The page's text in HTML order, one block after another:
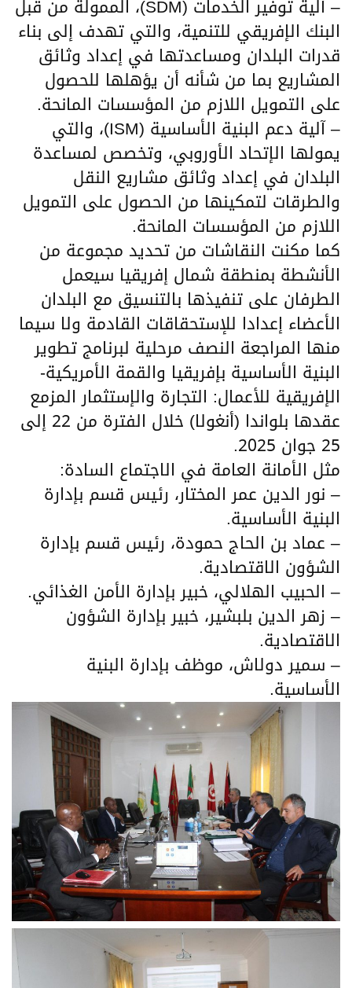
– آلية توفير الخدمات (SDM)، الممولة من قبل
البنك الإفريقي للتنمية، والتي تهدف إلى بناء
قدرات البلدان ومساعدتها في إعداد وثائق
المشاريع بما من شأنه أن يؤهلها للحصول
على التمويل اللازم من المؤسسات المانحة.
– آلية دعم البنية الأساسية (ISM)، والتي
يمولها الإتحاد الأوروبي، وتخصص لمساعدة
البلدان في إعداد وثائق مشاريع النقل
والطرقات لتمكينها من الحصول على التمويل
اللازم من المؤسسات المانحة.
كما مكنت النقاشات من تحديد مجموعة من
الأنشطة بمنطقة شمال إفريقيا سيعمل
الطرفان على تنفيذها بالتنسيق مع البلدان
الأعضاء إعدادا للإستحقاقات القادمة ولا سيما
منها المراجعة النصف مرحلية لبرنامج تطوير
البنية الأساسية بإفريقيا والقمة الأمريكية-
الإفريقية للأعمال: التجارة والإستثمار المزمع
عقدها بلواندا (أنغولا) خلال الفترة من 22 إلى
25 جوان 2025.
مثل الأمانة العامة في الاجتماع السادة:
– نور الدين عمر المختار، رئيس قسم بإدارة
البنية الأساسية.
– عماد بن الحاج حمودة، رئيس قسم بإدارة
الشؤون الاقتصادية.
– الحبيب الهلالي، خبير بإدارة الأمن الغذائي.
– زهر الدين بلبشير، خبير بإدارة الشؤون
الاقتصادية.
– سمير دولاش، موظف بإدارة البنية
الأساسية.